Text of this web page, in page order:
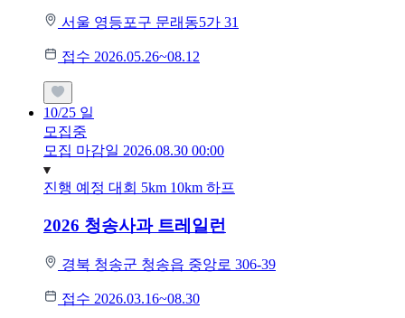
서울 영등포구 문래동5가 31
접수 2026.05.26~08.12
10/25 일
모집중
모집 마감일 2026.08.30 00:00
진행 예정 대회 5km 10km 하프
2026 청송사과 트레일런
경북 청송군 청송읍 중앙로 306-39
접수 2026.03.16~08.30